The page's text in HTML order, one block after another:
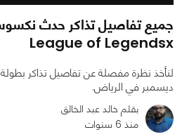
جميع تفاصيل تذاكر حدث
League of Legendsx
ديسمبر في الرياض.
بقلم خالد عبد الخالق
منذ 6 سنوات